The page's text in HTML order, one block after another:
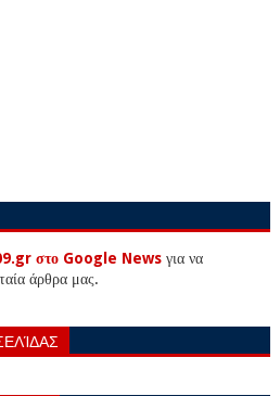
στο Google Newsγια να
άρθρα μας.